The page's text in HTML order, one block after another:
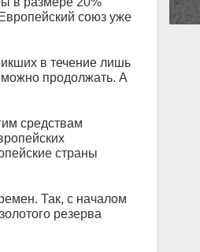
союз уже
в течение лишь
продолжать. А
средствам
страны
Так, с началом
резерва